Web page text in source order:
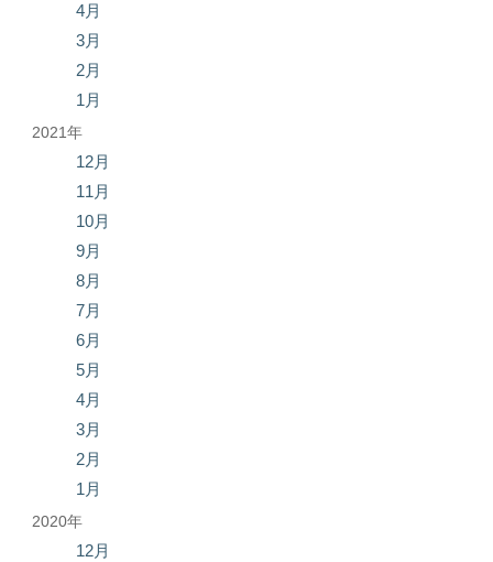
4月
3月
2月
1月
2021年
12月
11月
10月
9月
8月
7月
6月
5月
4月
3月
2月
1月
2020年
12月